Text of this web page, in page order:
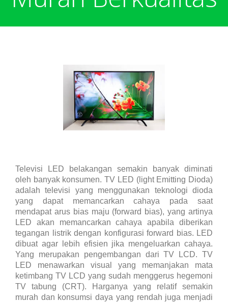
Harga Pulsa Elektrik
Pulsa Reguler
Paket SMS & Telepon
Unlock / Aktivasi Voucher
Pulsa Transfer
Bonus
Bonus Transaksi
Transaksi
Transaksi Terjadwal
Transaksi Massal
Transaksi Via WhatsApp
Televisi LED belakangan semakin banyak diminati
oleh banyak konsumen. TV LED (light Emitting Dioda)
adalah televisi yang menggunakan teknologi dioda
yang dapat memancarkan cahaya pada saat
mendapat arus bias maju (forward bias), yang artinya
LED akan memancarkan cahaya apabila diberikan
tegangan listrik dengan konfigurasi forward bias. LED
dibuat agar lebih efisien jika mengeluarkan cahaya.
Yang merupakan pengembangan dari TV LCD. TV
LED menawarkan visual yang memanjakan mata
ketimbang TV LCD yang sudah menggerus hegemoni
TV tabung (CRT). Harganya yang relatif semakin
murah dan konsumsi daya yang rendah juga menjadi